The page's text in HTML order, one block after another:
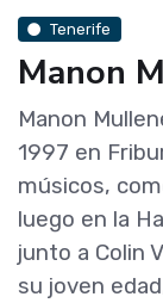
Tenerife
Manon
Manon
1997 en
músicos,
luego en la
junto a Colin
su joven